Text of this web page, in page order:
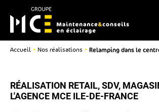
Accueil • Nos réalisations • Relamping dans le
RÉALISATION RETAIL, SDV,
L'AGENCE MCE ILE-DE-FRANCE